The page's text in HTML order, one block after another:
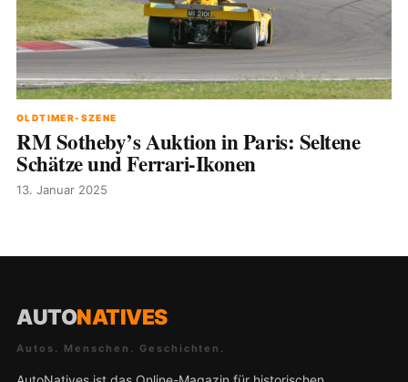
OLDTIMER-SZENE
RM Sotheby’s Auktion in Paris: Seltene
Schätze und Ferrari-Ikonen
13. Januar 2025
AUTONATIVES
Autos. Menschen. Geschichten.